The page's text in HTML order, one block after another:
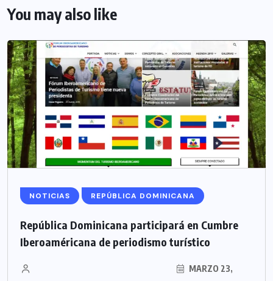
You may also like
NOTICIAS REPÚBLICA DOMINICANA
República Dominicana participará en Cumbre
Iberoaméricana de periodismo turístico
MARZO 23,